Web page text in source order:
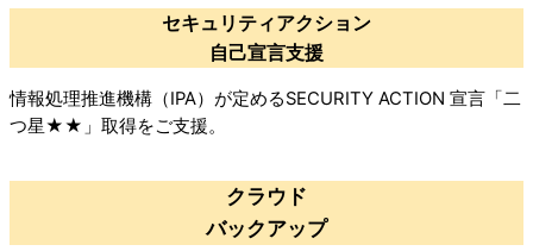
セキュリティアクション
自己宣言支援
情報処理推進機構（IPA）が定めるSECURITY ACTION 宣言「二
つ星★★」取得をご支援。
クラウド
バックアップ